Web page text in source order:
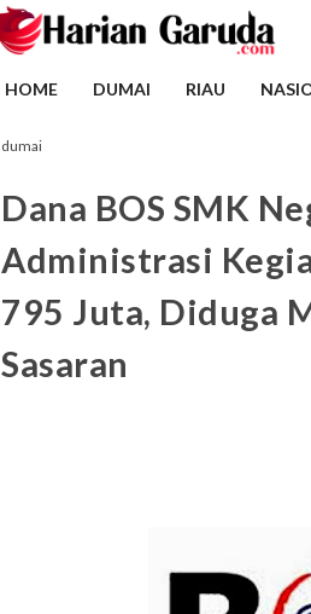
HOME DUMAI RIAU
dumai
Dana BOS SMK
Administrasi
795 Juta, Diduga
Sasaran